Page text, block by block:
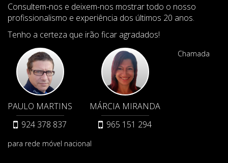
Consultem-nos e deixem-nos mostrar todo o nosso
profissionalismo e experiência dos últimos 20 anos.
Tenho a certeza que irão ficar agradados!
PAULO MARTINS
924 378 837
MÁRCIA MIRANDA
965 151 294
Chamada
para rede móvel nacional